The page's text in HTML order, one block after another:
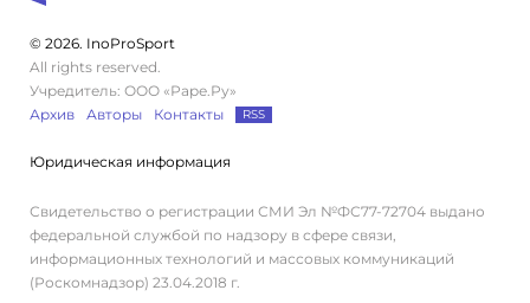
© 2026. InoProSport
All rights reserved.
Учредитель: ООО «Раре.Ру»
Архив
Авторы Контакты RSS
Юридическая информация
Свидетельство о регистрации СМИ Эл №ФС77-72704 выдано
федеральной службой по надзору в сфере связи,
информационных технологий и массовых коммуникаций
(Роскомнадзор) 23.04.2018 г.